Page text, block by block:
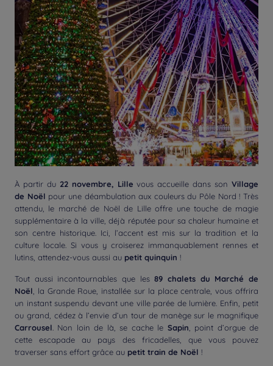
À partir du 22 novembre, Lille vous accueille dans sonVillage
de Noël pour une déambulation aux couleurs du Pôle Nord ! Très
attendu, le marché de Noël de Lille offre une touche de magie
supplémentaire à la ville, déjà réputée pour sa chaleur humaine et
son centre historique. Ici, l’accent est mis sur la tradition et la
culture locale. Si vous y croiserez immanquablement rennes et
lutins, attendez-vous aussi au petit quinquin !
Tout aussi incontournables que les89 chalets du Marché de
Noël , la Grande Roue, installée sur la place centrale, vous offrira
un instant suspendu devant une ville parée de lumière. Enfin, petit
ou grand, cédez à l’envie d’un tour de manège sur le magnifique
Carrousel . Non loin de là, se cache le Sapin , point d’orgue de
cette escapade au pays des fricadelles, que vous pouvez
traverser sans effort grâce au petit train de Noël !